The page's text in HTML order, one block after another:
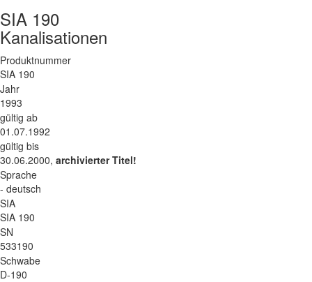
SIA 190
Kanalisationen
Produktnummer
SIA 190
Jahr
1993
gültig ab
01.07.1992
gültig bis
30.06.2000, archivierter Titel!
Sprache
- deutsch
SIA
SIA 190
SN
533190
Schwabe
D-190